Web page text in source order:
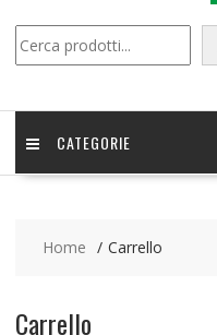
CATEGORIE
Home Carrello
Carrello